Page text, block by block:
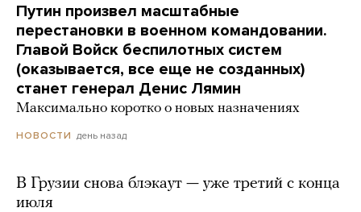
Путин произвел масштабные
перестановки в военном командовании.
Главой Войск беспилотных систем
(оказывается, все еще не созданных)
станет генерал Денис Лямин
Максимально коротко о новых назначениях
НОВОСТИ день назад
В Грузии снова блэкаут — уже третий с конца
июля